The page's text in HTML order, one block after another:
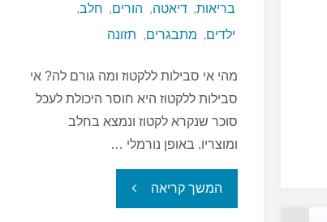
בריאות, דיאטה, הורים, חלב,
ילדים, מתבגרים, תזונה
מהי אי סבילות ללקטוז ומה גורם לה? אי
סבילות ללקטוז היא חוסר היכולת לעכל
סוכר שנקרא לקטוז ונמצא בחלב
ומוצריו. באופן נורמלי …
המשך קריאה "אי